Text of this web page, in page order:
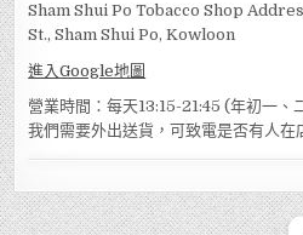
Sham Shui Po Tobacco Shop
St., Sham Shui Po, Kowloon
進入Google地圖
營業時間：每天13:15-21:45 (年初一、
我們需要外出送貨，可致電是否有人在